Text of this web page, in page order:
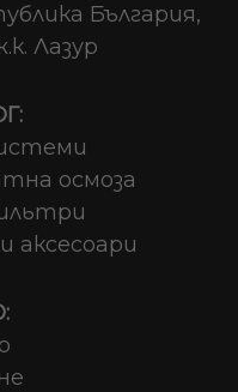
България,
Лазур
осмоза
аксесоари